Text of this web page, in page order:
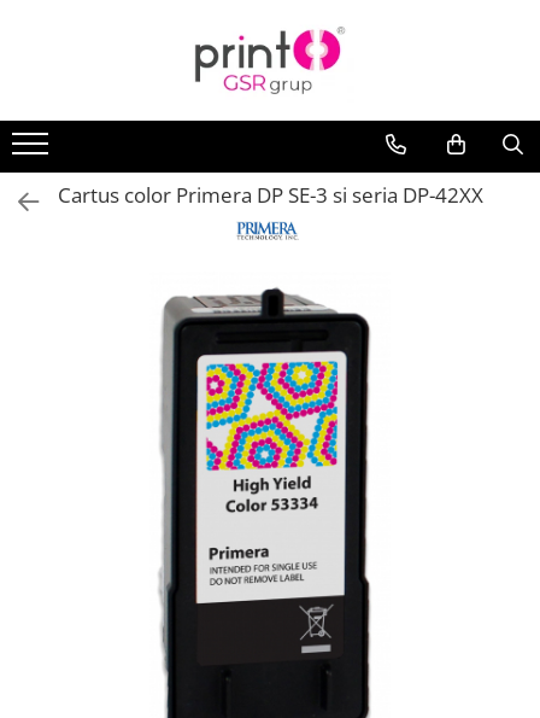
Cartus color Primera DP SE-3 si seria DP-42XX